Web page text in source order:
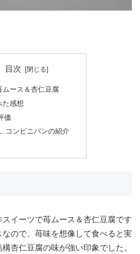
目次
ムース＆杏仁豆腐
た感想
価
コンビニパンの紹介
イーツで苺ムース＆杏仁豆腐です
ので、苺味を想像して食べると実
杏仁豆腐の味が強い印象でした。